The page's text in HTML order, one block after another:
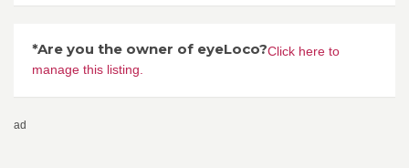
*Are you the owner of eyeLoco?Click here to
manage this listing.
ad